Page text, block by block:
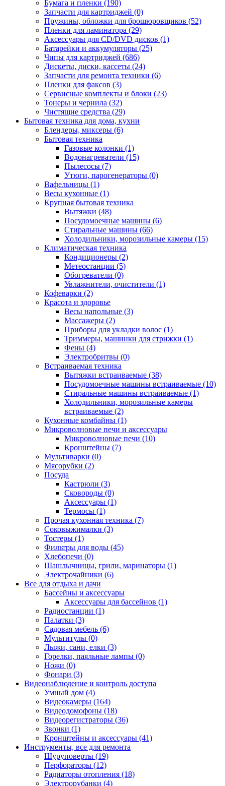
Бумага и пленки (190)
Запчасти для картриджей (0)
Пружины, обложки для брошюровщиков (52)
Пленки для ламинатора (29)
Аксессуары для CD/DVD дисков (1)
Батарейки и аккумуляторы (25)
Чипы для картриджей (686)
Дискеты, диски, кассеты (24)
Запчасти для ремонта техники (6)
Пленки для факсов (3)
Сервисные комплекты и блоки (23)
Тонеры и чернила (32)
Чистящие средства (29)
Бытовая техника для дома, кухни
Блендеры, миксеры (6)
Бытовая техника
Газовые колонки (1)
Водонагреватели (15)
Пылесосы (7)
Утюги, парогенераторы (0)
Вафельницы (1)
Весы кухонные (1)
Крупная бытовая техника
Вытяжки (48)
Посудомоечные машины (6)
Стиральные машины (66)
Холодильники, морозильные камеры (15)
Климатическая техника
Кондиционеры (2)
Метеостанции (5)
Обогреватели (0)
Увлажнители, очистители (1)
Кофеварки (2)
Красота и здоровье
Весы напольные (3)
Массажеры (2)
Приборы для укладки волос (1)
Триммеры, машинки для стрижки (1)
Фены (4)
Электробритвы (0)
Встраиваемая техника
Вытяжки встраиваемые (38)
Посудомоечные машины встраиваемые (10)
Стиральные машины встраиваемые (1)
Холодильники, морозильные камеры
встраиваемые (2)
Кухонные комбайны (1)
Микроволновые печи и аксессуары
Микроволновые печи (10)
Кронштейны (7)
Мультиварки (0)
Мясорубки (2)
Посуда
Кастрюли (3)
Сковороды (0)
Аксессуары (1)
Термосы (1)
Прочая кухонная техника (7)
Соковыжималки (3)
Тостеры (1)
Фильтры для воды (45)
Хлебопечи (0)
Шашлычницы, грили, маринаторы (1)
Электрочайники (6)
Все для отдыха и дачи
Бассейны и аксессуары
Аксессуары для бассейнов (1)
Радиостанции (1)
Палатки (3)
Садовая мебель (6)
Мультитулы (0)
Лыжи, сани, елки (3)
Горелки, паяльные лампы (0)
Ножи (0)
Фонари (3)
Видеонаблюдение и контроль доступа
Умный дом (4)
Видеокамеры (164)
Видеодомофоны (18)
Видеорегистраторы (36)
Звонки (1)
Кронштейны и аксессуары (41)
Инструменты, все для ремонта
Шуруповерты (19)
Перфораторы (12)
Радиаторы отопления (18)
Электрорубанки (4)